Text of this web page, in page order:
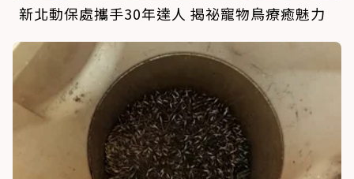
新北動保處攜手30年達人 揭祕寵物鳥療癒魅力